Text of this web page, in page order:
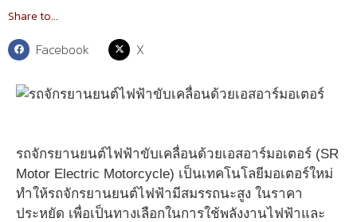
Share to...
Facebook X
รถจักรยานยนต์ไฟฟ้าขับเคลื่อนด้วยเอสอาร์มอเตอร์ (SR
Motor Electric Motorcycle) เป็นเทคโนโลยีมอเตอร์ใหม่
ทำให้รถจักรยานยนต์ไฟฟ้ามีสมรรถนะสูง ในราคา
ประหยัด เพื่อเป็นทางเลือกในการใช้พลังงานไฟฟ้าและ